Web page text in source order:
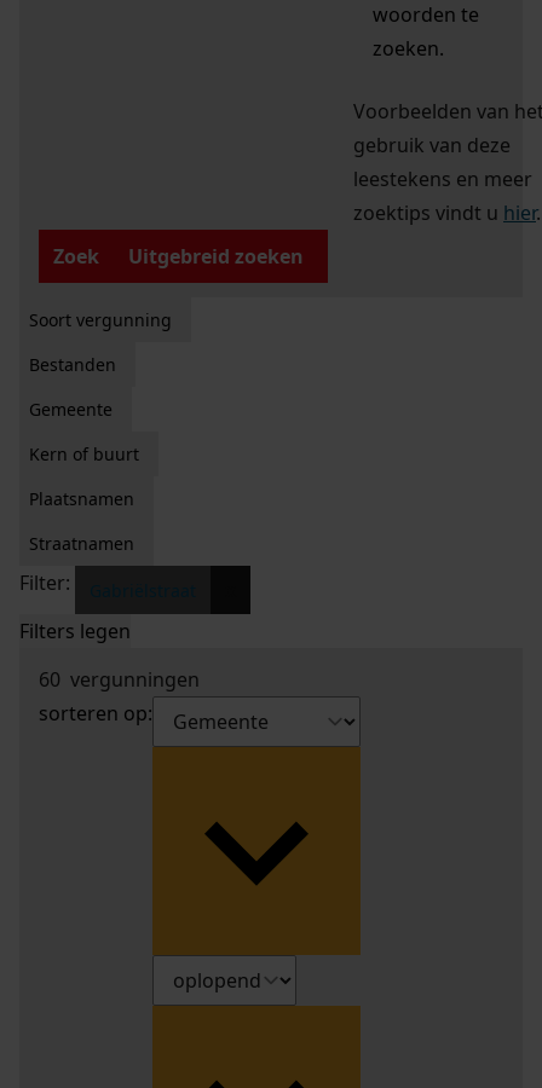
woorden te
zoeken.
Voorbeelden van
gebruik van deze
leestekens en meer
zoektips vindt u hier.
Zoek
Uitgebreid zoeken
Soort vergunning
Bestanden
Gemeente
Kern of buurt
Plaatsnamen
Straatnamen
Filter:
Filters legen
60 vergunningen
sorteren op: